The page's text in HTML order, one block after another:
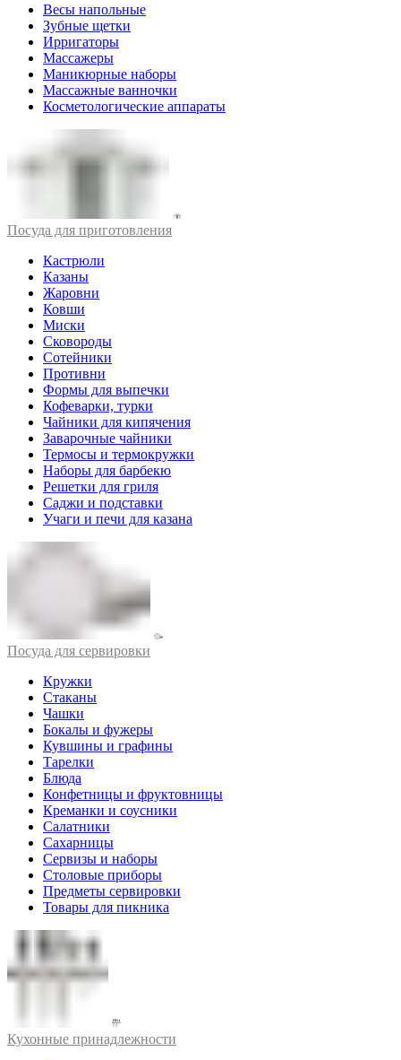
Весы напольные
Зубные щетки
Ирригаторы
Массажеры
Маникюрные наборы
Массажные ванночки
Косметологические аппараты
Посуда для приготовления
Кастрюли
Казаны
Жаровни
Ковши
Миски
Сковороды
Сотейники
Противни
Формы для выпечки
Кофеварки, турки
Чайники для кипячения
Заварочные чайники
Термосы и термокружки
Наборы для барбекю
Решетки для гриля
Саджи и подставки
Учаги и печи для казана
Посуда для сервировки
Кружки
Стаканы
Чашки
Бокалы и фужеры
Кувшины и графины
Тарелки
Блюда
Конфетницы и фруктовницы
Креманки и соусники
Салатники
Сахарницы
Сервизы и наборы
Столовые приборы
Предметы сервировки
Товары для пикника
Кухонные принадлежности